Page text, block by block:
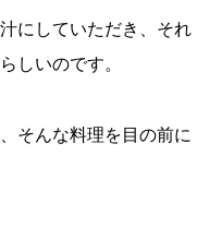
にしていただき、それ
しいのです。
そんな料理を目の前に